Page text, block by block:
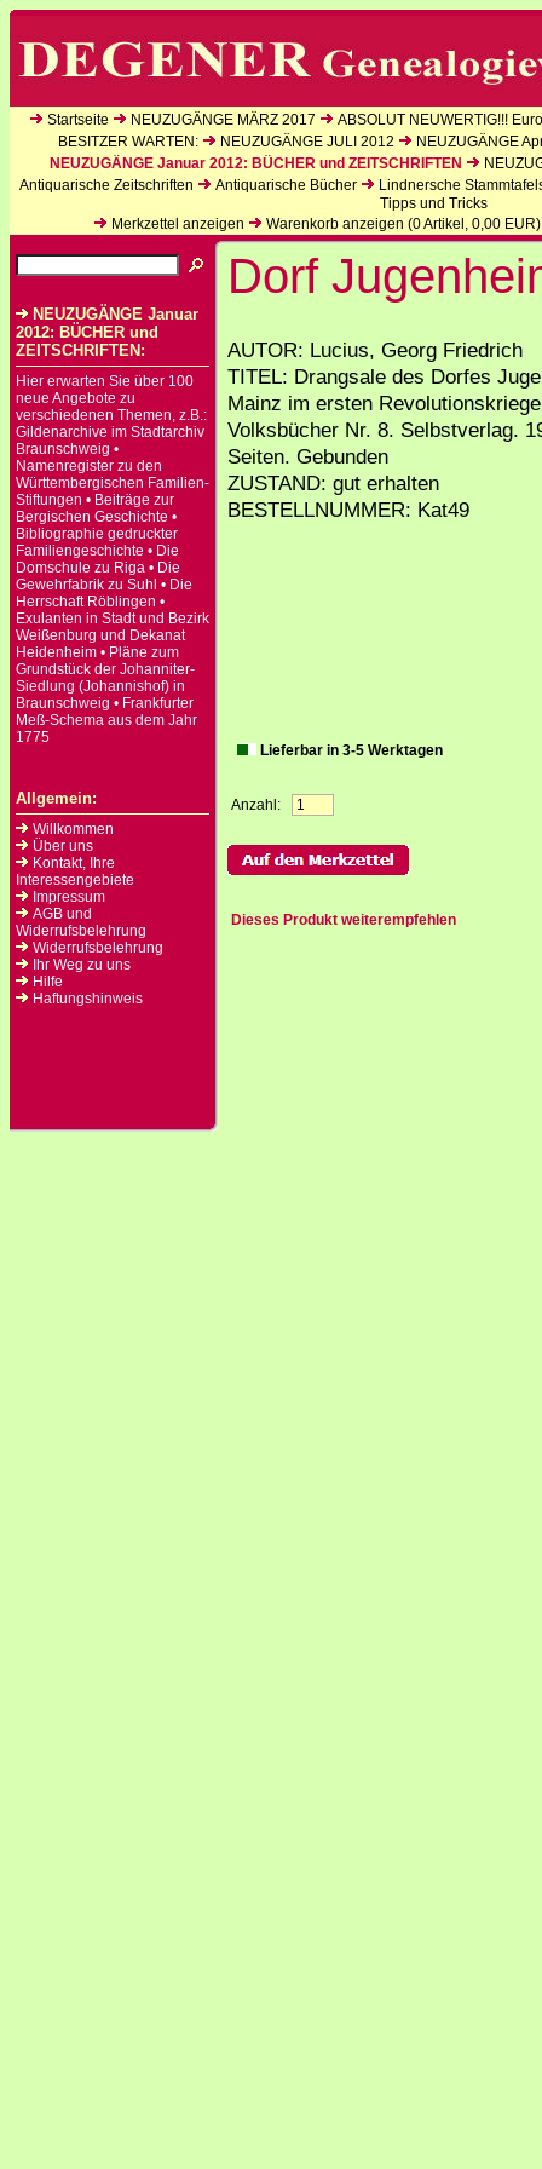
Startseite NEUZUGÄNGE MÄRZ 2017
ABSOLUT NEUWERTIG!!!
BESITZER WARTEN:
NEUZUGÄNGE JULI 2012
NEUZUGÄNGE
NEUZUGÄNGE Januar 2012: BÜCHER und ZEITSCHRIFTEN
Antiquarische Zeitschriften
Antiquarische Bücher
Lindnersche
Tipps und Tricks
Merkzettel anzeigen
Warenkorb anzeigen (0Artikel, 0,00 EUR)
NEUZUGÄNGE Januar
2012: BÜCHER und
ZEITSCHRIFTEN:
Hier erwarten Sie über 100
neue Angebote zu
verschiedenen Themen, z.B.:
Gildenarchive im Stadtarchiv
Braunschweig •
Namenregister zu den
Württembergischen Familien-
Stiftungen • Beiträge zur
Bergischen Geschichte •
Bibliographie gedruckter
Familiengeschichte • Die
Domschule zu Riga • Die
Gewehrfabrik zu Suhl • Die
Herrschaft Röblingen •
Exulanten in Stadt und Bezirk
Weißenburg und Dekanat
Heidenheim • Pläne zum
Grundstück der Johanniter-
Siedlung (Johannishof) in
Braunschweig • Frankfurter
Meß-Schema aus dem Jahr
1775
Allgemein:
Willkommen
Über uns
Kontakt, Ihre
Interessengebiete
Impressum
AGB und
Widerrufsbelehrung
Widerrufsbelehrung
Ihr Weg zu uns
Hilfe
Haftungshinweis
Dorf
AUTOR: Lucius, Georg Friedrich
TITEL: Drangsale des Dorfes
Mainz im ersten
Volksbücher Nr. 8. Selbstverlag.
Seiten. Gebunden
ZUSTAND: gut erhalten
BESTELLNUMMER: Kat49
Lieferbar in 3-5 Werktagen
Anzahl:
Dieses Produkt weiterempfehlen